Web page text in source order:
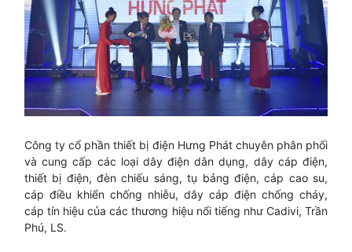
Công ty cổ phần thiết bị điện Hưng Phát chuyên phân phối
và cung cấp các loại dây điện dân dụng, dây cáp điện,
thiết bị điện, đèn chiếu sáng, tụ bảng điện, cáp cao su,
cáp điều khiển chống nhiễu, dây cáp điện chống cháy,
cáp tín hiệu của các thương hiệu nổi tiếng như Cadivi, Trần
Phú, LS.